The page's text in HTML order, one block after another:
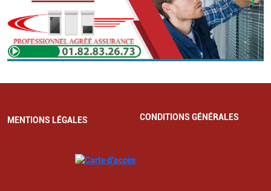
MENTIONS LÉGALES CONDITIONS GÉNÉRALES